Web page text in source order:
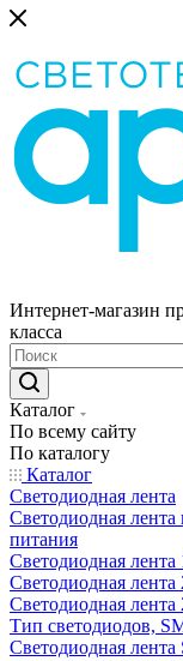
Интернет-магазин
класса
Каталог
По всему сайту
По каталогу
Каталог
Светодиодная лента
Светодиодная
питания
Светодиодная лента
Светодиодная лента
Светодиодная лента
Тип светодиодов,
Cветодиодная